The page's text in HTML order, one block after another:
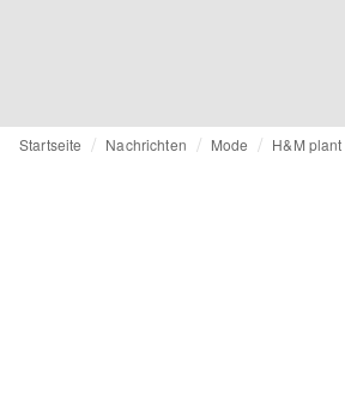
Startseite Nachrichten Mode